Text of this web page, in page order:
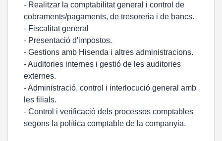
- Realitzar la comptabilitat general i control de
cobraments/pagaments, de tresoreria i de bancs.
- Fiscalitat general
- Presentació d'impostos.
- Gestions amb Hisenda i altres administracions.
- Auditories internes i gestió de les auditories
externes.
- Administració, control i interlocució general amb
les filials.
- Control i verificació dels processos comptables
segons la política comptable de la companyia.